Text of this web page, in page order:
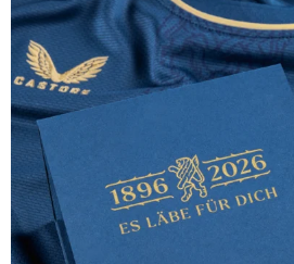
130 years filled ...
127
3